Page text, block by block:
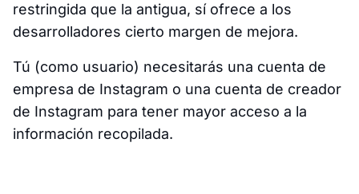
restringida que la antigua, sí ofrece a los
desarrolladores cierto margen de mejora.
Tú (como usuario) necesitarás una cuenta de
empresa de Instagram o una cuenta de creador
de Instagram para tener mayor acceso a la
información recopilada.